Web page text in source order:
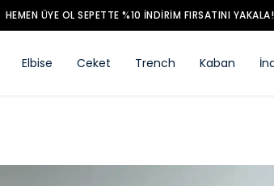
HEMEN ÜYE OL SEPETTE %10 İNDİRİM FIRSATINI YAKALA!
Elbise Ceket Trench Kaban